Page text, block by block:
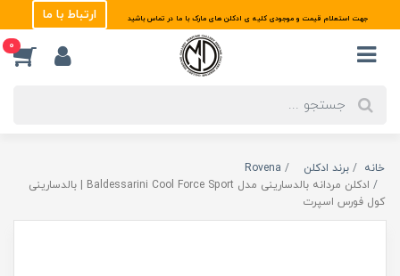
جهت استعلام قیمت و موجودی کلیه ی ادکلن های مارک با ما در تماس باشید ارتباط با ما
0
خانه برند ادکلن
Rovena
ادکلن مردانه بالدسارینی مدل Baldessarini Cool Force Sport | بالدسارینی
کول فورس اسپرت